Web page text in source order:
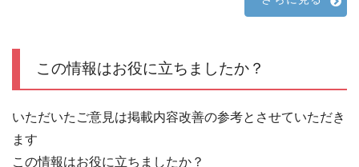
この情報はお役に立ちましたか？
いただいたご意見は掲載内容改善の参考とさせていただき
ます
この情報はお役に立ちましたか？